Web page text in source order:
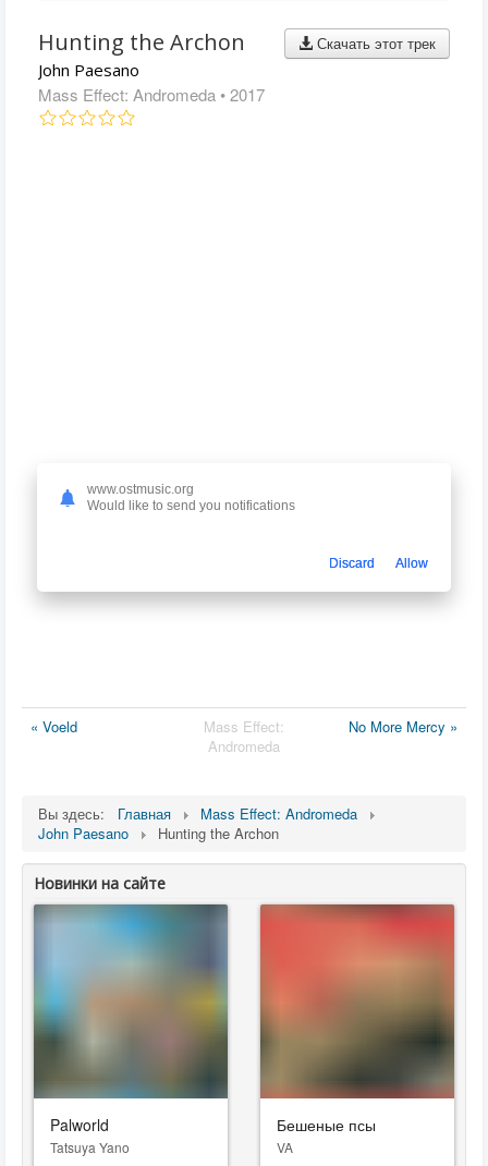
Скачать этот трек
Hunting the Archon
John Paesano
Mass Effect: Andromeda • 2017
« Voeld
Mass Effect:
Andromeda
No More Mercy »
Вы здесь: Главная
Mass Effect: Andromeda
John Paesano
Hunting the Archon
Новинки на сайте
Palworld
Tatsuya Yano
Бешеные псы
VA
www.ostmusic.org
Would like to send you notifications
Discard Allow